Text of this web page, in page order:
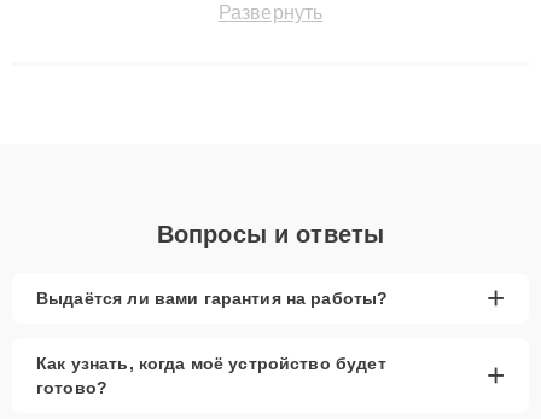
сохранением гарантии до 3 лет. Наши мастера решают
Развернуть
Вопросы и ответы
Выдаётся ли вами гарантия на работы? +
Как узнать, когда моё устройство будет
готово?
+